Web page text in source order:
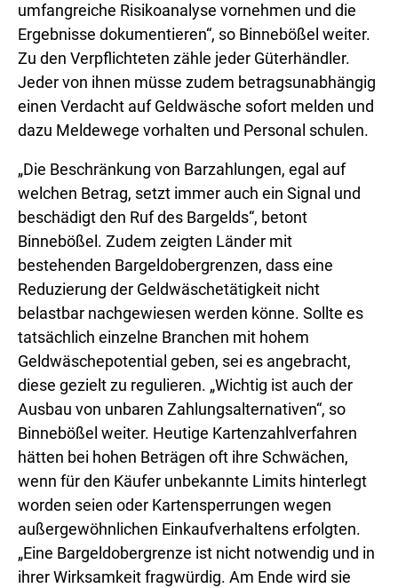
umfangreiche Risikoanalyse vornehmen und die
Ergebnisse dokumentieren“, so Binnebößel weiter.
Zu den Verpflichteten zähle jeder Güterhändler.
Jeder von ihnen müsse zudem betragsunabhängig
einen Verdacht auf Geldwäsche sofort melden und
dazu Meldewege vorhalten und Personal schulen.
„Die Beschränkung von Barzahlungen, egal auf
welchen Betrag, setzt immer auch ein Signal und
beschädigt den Ruf des Bargelds“, betont
Binnebößel. Zudem zeigten Länder mit
bestehenden Bargeldobergrenzen, dass eine
Reduzierung der Geldwäschetätigkeit nicht
belastbar nachgewiesen werden könne. Sollte es
tatsächlich einzelne Branchen mit hohem
Geldwäschepotential geben, sei es angebracht,
diese gezielt zu regulieren. „Wichtig ist auch der
Ausbau von unbaren Zahlungsalternativen“, so
Binnebößel weiter. Heutige Kartenzahlverfahren
hätten bei hohen Beträgen oft ihre Schwächen,
wenn für den Käufer unbekannte Limits hinterlegt
worden seien oder Kartensperrungen wegen
außergewöhnlichen Einkaufverhaltens erfolgten.
„Eine Bargeldobergrenze ist nicht notwendig und in
ihrer Wirksamkeit fragwürdig. Am Ende wird sie